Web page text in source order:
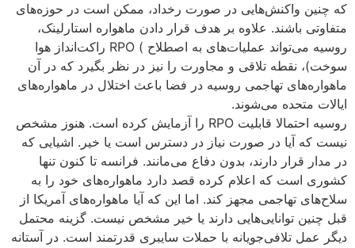
که چنین واکنش‌هایی در صورت رخداد، ممکن است در حوزه‌های
متفاوتی باشند. علاوه بر هدف قرار دادن ماهواره استارلینک،
روسیه می‌تواند عملیات‌های به اصطلاح ) RPO راکت‌انداز هوا
سوخت)، نقطه تلاقی و مجاورت را نیز در نظر بگیرد که در آن
ماهواره‌های تهاجمی روسیه در فضا باعث اختلال در ماهواره‌های
ایالات متحده می‌شوند.
روسیه احتمالا قابلیت RPO را آزمایش کرده است. هنوز مشخص
نیست که آیا در صورت نیاز در دسترس است یا خیر. اشیایی که
در مدار قرار دارند، بدون دفاع می‌مانند. فرانسه تا کنون تنها
کشوری است که اعلام کرده قصد دارد ماهواره‌های خود را به
سلاح‌های تهاجمی مجهز کند. اما این که آیا ماهواره‌های آمریکا از
قبل چنین توانایی‌هایی دارند یا خیر مشخص نیست. گزینه محتمل
دیگر عمل تلافی‌جویانه با حملات سایبری قدرتمند است. در آستانه